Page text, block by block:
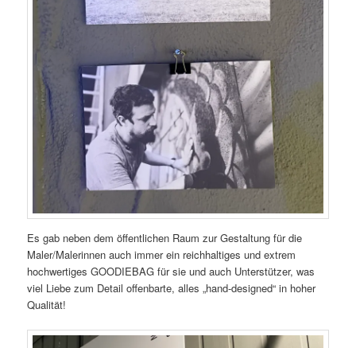
Es gab neben dem öffentlichen Raum zur Gestaltung für die
Maler/Malerinnen auch immer ein reichhaltiges und extrem
hochwertiges GOODIEBAG für sie und auch Unterstützer, was
viel Liebe zum Detail offenbarte, alles „hand-designed“ in hoher
Qualität!